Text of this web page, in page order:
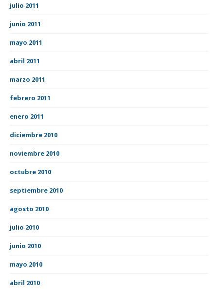
julio 2011
junio 2011
mayo 2011
abril 2011
marzo 2011
febrero 2011
enero 2011
diciembre 2010
noviembre 2010
octubre 2010
septiembre 2010
agosto 2010
julio 2010
junio 2010
mayo 2010
abril 2010